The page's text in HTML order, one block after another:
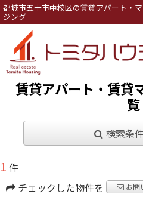
都城市五十市中校区の賃貸アパート・
ジング
賃貸アパート・賃貸
覧
検索条
1 件
チェックした物件を
お問